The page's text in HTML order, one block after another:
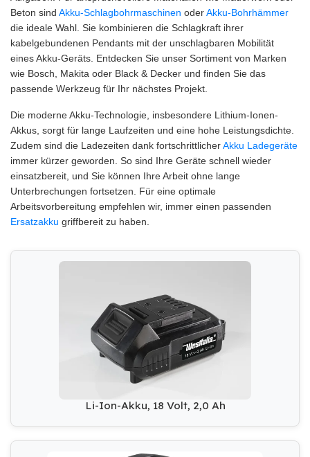
Beton sind Akku-Schlagbohrmaschinen oderAkku-Bohrhämmer
die ideale Wahl. Sie kombinieren die Schlagkraft ihrer
kabelgebundenen Pendants mit der unschlagbaren Mobilität
eines Akku-Geräts. Entdecken Sie unser Sortiment von Marken
wie Bosch, Makita oder Black & Decker und finden Sie das
passende Werkzeug für Ihr nächstes Projekt.
Die moderne Akku-Technologie, insbesondere Lithium-Ionen-
Akkus, sorgt für lange Laufzeiten und eine hohe Leistungsdichte.
Zudem sind die Ladezeiten dank fortschrittlicherAkku Ladegeräte
immer kürzer geworden. So sind Ihre Geräte schnell wieder
einsatzbereit, und Sie können Ihre Arbeit ohne lange
Unterbrechungen fortsetzen. Für eine optimale
Arbeitsvorbereitung empfehlen wir, immer einen passenden
Ersatzakku griffbereit zu haben.
Li-Ion-Akku, 18 Volt, 2,0 Ah